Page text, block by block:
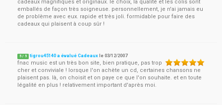
cadeaux magnifiques et originaux. le choix, la qualité et les colis sont
emballés de façon très soigneuse. personnellement, je n'ai jamais eu
de problème avec eux. rapide et très joli. formidable pour faire des
cadeaux qui plaisent à coup sûr !
5 / 5 tigrou45140 a évalué Cadeaux le03/12/2007
fnac music est un très bon site, bien pratique, pas trop
cher et conviviale ! lorsque l'on achète un cd, certaines chansons ne
plaisent pas. là, on choisit et on paye ce que l'on souhaite. et en toute
légalité en plus ! relativement important d'après moi.